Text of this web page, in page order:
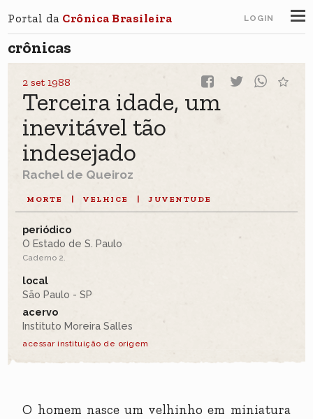
Portal da Crônica Brasileira LOGIN
crônicas
2 set 1988
Terceira idade, um
inevitável tão
indesejado
Rachel de Queiroz
MORTE VELHICE JUVENTUDE
periódico
O Estado de S. Paulo
Caderno 2.
local
São Paulo - SP
acervo
Instituto Moreira Salles
acessar instituição de origem
O homem nasce um velhinho em miniatura